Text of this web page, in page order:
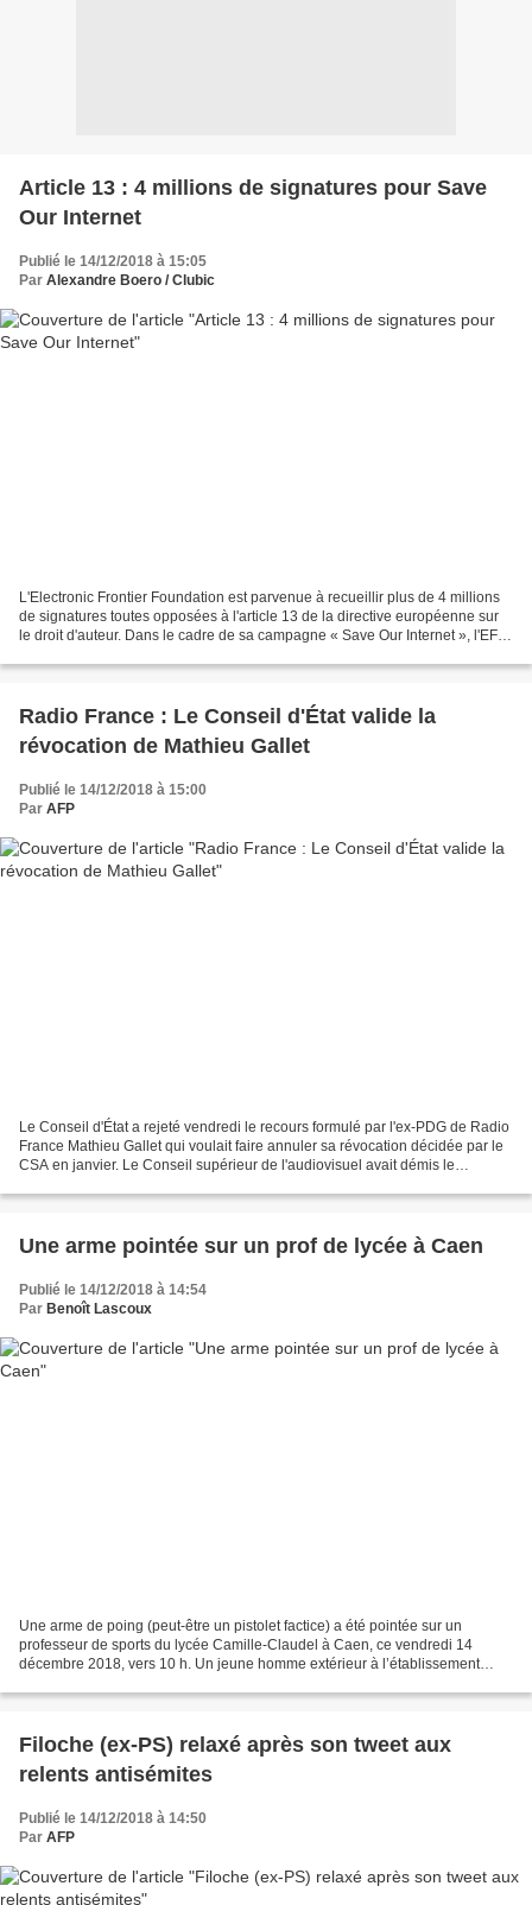
Article 13 : 4 millions de signatures pour Save
Our Internet
Publié le 14/12/2018 à 15:05
Par Alexandre Boero / Clubic
L'Electronic Frontier Foundation est parvenue à recueillir plus de 4 millions
de signatures toutes opposées à l'article 13 de la directive européenne sur
le droit d'auteur. Dans le cadre de sa campagne « Save Our Internet », l'EFF
Radio France : Le Conseil d'État valide la
révocation de Mathieu Gallet
Publié le 14/12/2018 à 15:00
Par AFP
Le Conseil d'État a rejeté vendredi le recours formulé par l'ex-PDG de Radio
France Mathieu Gallet qui voulait faire annuler sa révocation décidée par le
CSA en janvier. Le Conseil supérieur de l'audiovisuel avait démis le
Une arme pointée sur un prof de lycée à Caen
Publié le 14/12/2018 à 14:54
Par Benoît Lascoux
Une arme de poing (peut-être un pistolet factice) a été pointée sur un
professeur de sports du lycée Camille-Claudel à Caen, ce vendredi 14
décembre 2018, vers 10 h. Un jeune homme extérieur à l’établissement
Filoche (ex-PS) relaxé après son tweet aux
relents antisémites
Publié le 14/12/2018 à 14:50
Par AFP